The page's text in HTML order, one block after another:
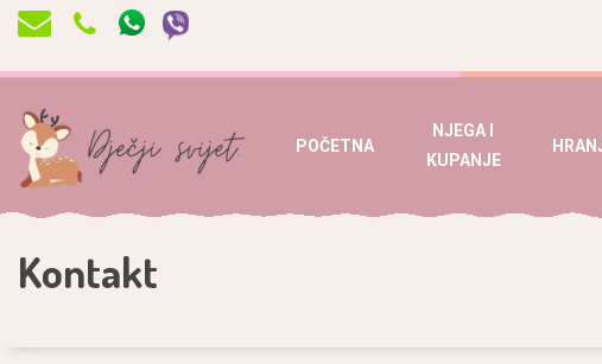
POČETNA
NJEGA I
KUPANJE
Kontakt